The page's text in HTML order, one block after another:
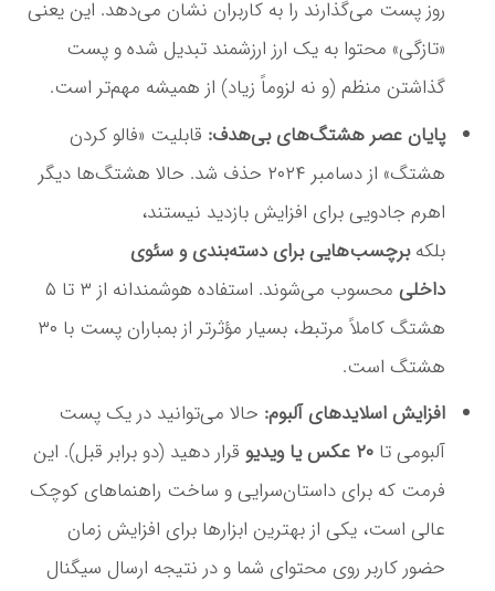
روز پست می‌گذارند را به کاربران نشان می‌دهد. این یعنی
«تازگی» محتوا به یک ارز ارزشمند تبدیل شده و پست
گذاشتن منظم (و نه لزوماً زیاد) از همیشه مهم‌تر است.
پایان عصر هشتگ‌های بی‌هدف: قابلیت «فالو کردن
هشتگ» از دسامبر ۲۰۲۴ حذف شد
. حالا هشتگ‌ها دیگر
اهرم جادویی برای افزایش بازدید نیستند،
بلکهبرچسب‌هایی برای دسته‌بندی و سئوی
داخلی محسوب می‌شوند
. استفاده هوشمندانه از ۳ تا ۵
هشتگ کاملاً مرتبط، بسیار مؤثرتر از بمباران پست با ۳۰
هشتگ است.
افزایش اسلایدهای آلبوم: حالا می‌توانید در یک پست
آلبومی تا ۲۰ عکس یا ویدیو
قرار دهید (دو برابر قبل). این
فرمت که برای داستان‌سرایی و ساخت راهنماهای کوچک
عالی است، یکی از بهترین ابزارها برای افزایش زمان
حضور کاربر روی محتوای شما و در نتیجه ارسال سیگنال